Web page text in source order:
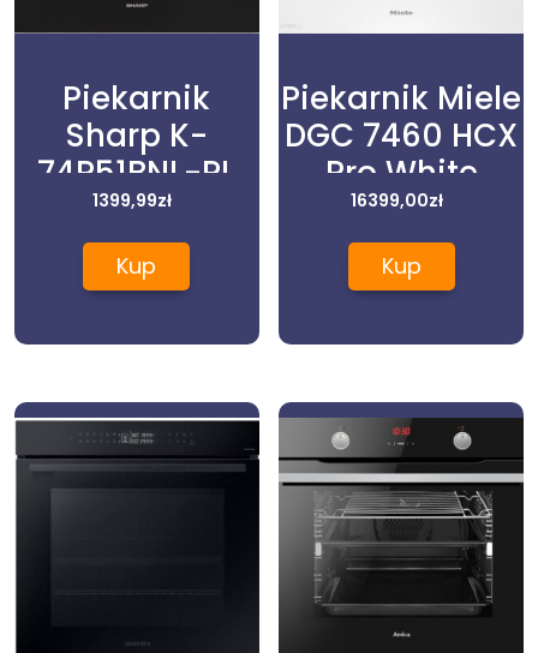
Piekarnik
Sharp K-
74P51BNL-PL
1399,99zł
Kup
Piekarnik Miele
DGC 7460 HCX
Pro White
16399,00zł
Kup